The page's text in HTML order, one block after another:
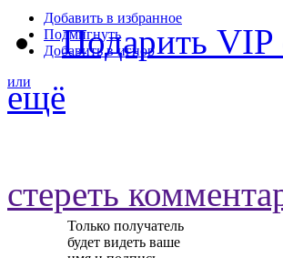
Добавить в избранное
Подмигнуть
Добавить в игнор
или
Подарить VIP
ещё
стереть
Только получатель
будет видеть ваше